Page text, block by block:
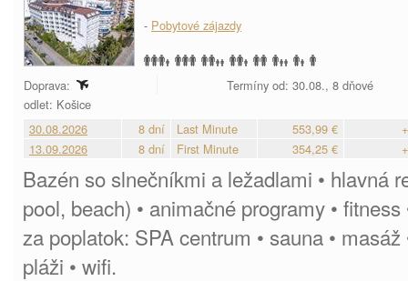
- Pobytové zájazdy
Doprava:
Termíny od: 30.08., 8 dňové
odlet: Košice
30.08.2026
8 dní Last Minute 553,99 €
13.09.2026
8 dní First Minute 354,25 €
Bazén so slnečníkmi a ležadlami • hlavná
pool, beach) • animačné programy •
za poplatok: SPA centrum • sauna •
pláži • wifi.